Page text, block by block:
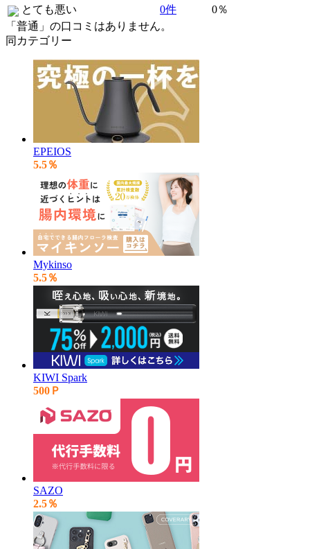
とても悪い
0件
0％
「普通」の口コミはありません。
同カテゴリー
EPEIOS
5.5％
Mykinso
5.5％
KIWI Spark
500Ｐ
SAZO
2.5％